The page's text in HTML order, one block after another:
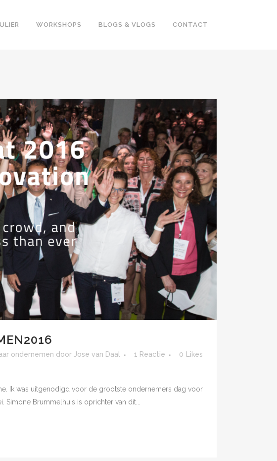
WORKSHOPS BLOGS & VLOGS CONTACT
ondernemen door Jose van Daal 1 Reactie 0 Likes
Ik was uitgenodigd voor de grootste ondernemers dag voor
Simone Brummelhuis is oprichter van dit...